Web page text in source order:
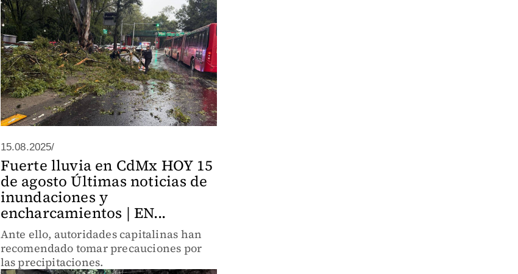
15.08.2025/
Fuerte lluvia en CdMx HOY 15
de agosto Últimas noticias de
inundaciones y
encharcamientos | EN...
Ante ello, autoridades capitalinas han
recomendado tomar precauciones por
las precipitaciones.